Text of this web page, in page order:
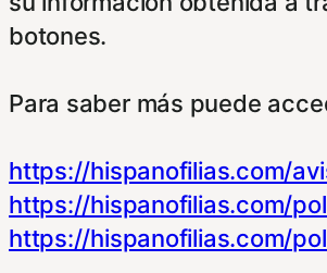
botones.
Para saber más puede
https://hispanofilias.com/
https://hispanofilias.com/
https://hispanofilias.com/